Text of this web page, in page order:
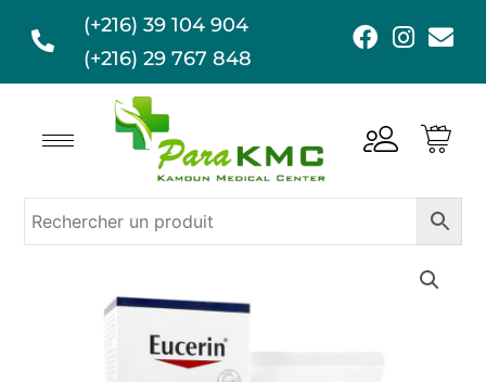
(+216) 39 104 904
(+216) 29 767 848
F
c
b
o
I
s
E
v
l
o
e